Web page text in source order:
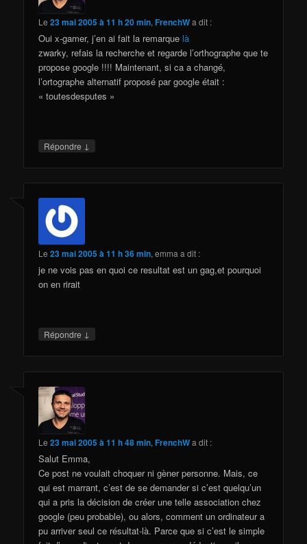
Le23 mai 2005 à 11 h 20 min,FrenchWa dit :
Oui x-gamer, j’en ai fait la remarquelà
zwarky, refais la recherche et regarde l’orthographe que te
propose google !!!! Maintenant, si ca a changé,
l’ortographe alternatif proposé par google était :
« toutesdesputes »
Répondre ↓
Le23 mai 2005 à 11 h 36 min,emma a dit :
je ne vois pas en quoi ce resultat est un gag,et pourquoi
on en rirait
Répondre ↓
Le23 mai 2005 à 11 h 48 min,FrenchWa dit :
Salut Emma,
Ce post ne voulait choquer ni gèner personne. Mais, ce
qui est marrant, c’est de se demander si c’est quelqu’un
qui a pris la décision de créer une telle association chez
google (peu probable), ou alors, comment un ordinateur a
pu arriver seul ce résultat-là. Parce que si c’est le simple